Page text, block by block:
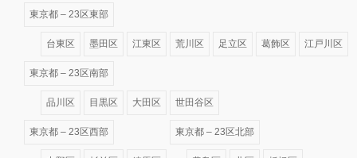
東京都 – 23区東部
台東区 墨田区 江東区 荒川区 足立区 葛飾区 江戸川区
東京都 – 23区南部
品川区 目黒区 大田区 世田谷区
東京都 – 23区西部 東京都 – 23区北部